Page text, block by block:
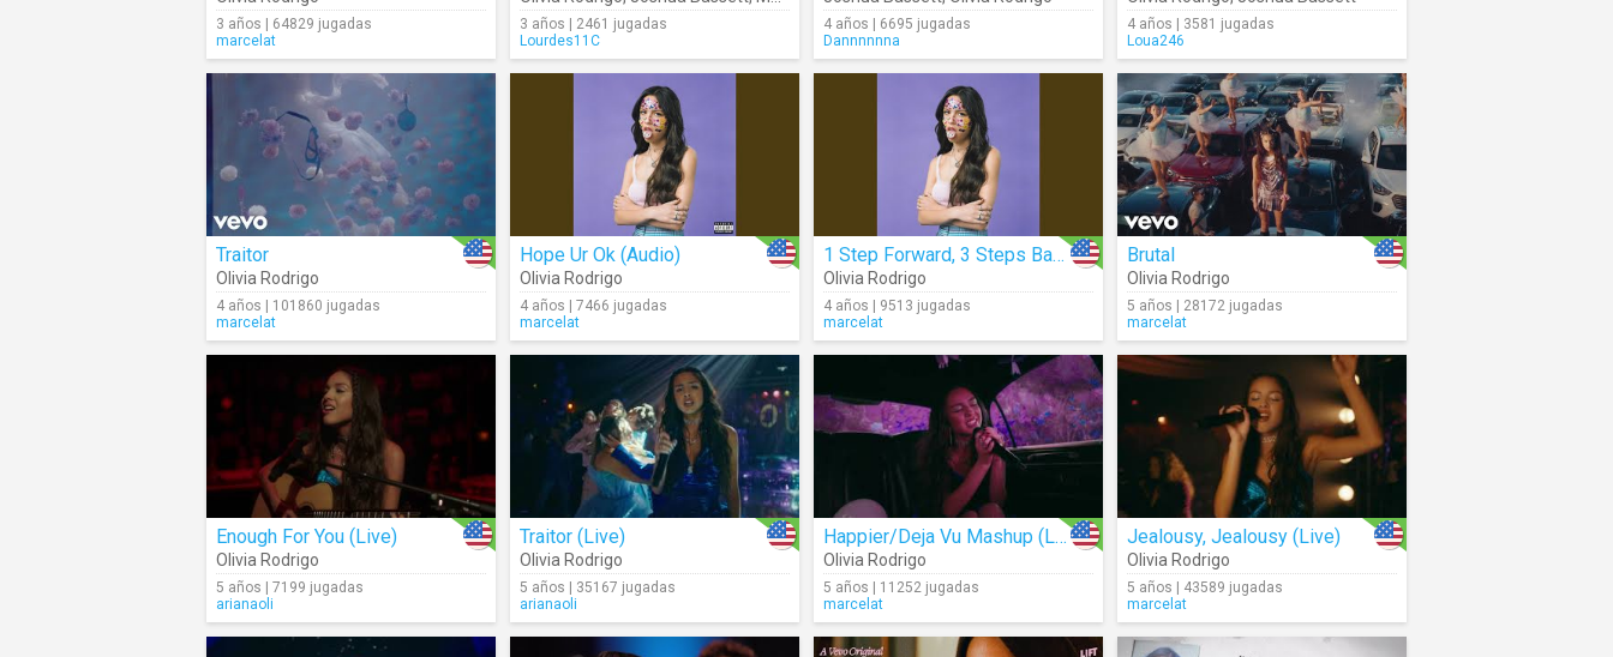
3 años | 64829 jugadas
marcelat
3 años | 2461 jugadas
Lourdes11C
4 años | 6695 jugadas
Dannnnnna
4 años | 3581 jugadas
Loua246
Traitor
Olivia Rodrigo
4 años | 101860 jugadas
marcelat
Hope Ur Ok (Audio)
Olivia Rodrigo
4 años | 7466 jugadas
marcelat
1 Step Forward, 3 Steps Back (Audio)
Olivia Rodrigo
4 años | 9513 jugadas
marcelat
Brutal
Olivia Rodrigo
5 años | 28172 jugadas
marcelat
Enough For You (Live)
Olivia Rodrigo
5 años | 7199 jugadas
arianaoli
Traitor (Live)
Olivia Rodrigo
5 años | 35167 jugadas
arianaoli
Happier/Deja Vu Mashup (Live)
Olivia Rodrigo
5 años | 11252 jugadas
marcelat
Jealousy, Jealousy (Live)
Olivia Rodrigo
5 años | 43589 jugadas
marcelat